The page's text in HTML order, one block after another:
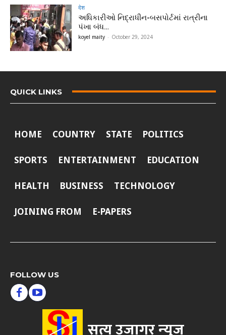
देश
અધિકારીઓ નિદ્રાધીન-બસપોર્ટમાં રાત્રીના
પંખા બંધ…
koyel maity - October 29, 2024
QUICK LINKS
HOME COUNTRY STATE POLITICS
SPORTS ENTERTAINMENT EDUCATION
HEALTH BUSINESS TECHNOLOGY
JOINING FROM E-PAPERS
FOLLOW US